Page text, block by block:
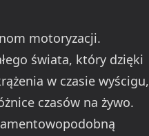
motoryzacji.
świata, który dzięki
w czasie wyścigu,
czasów na żywo.